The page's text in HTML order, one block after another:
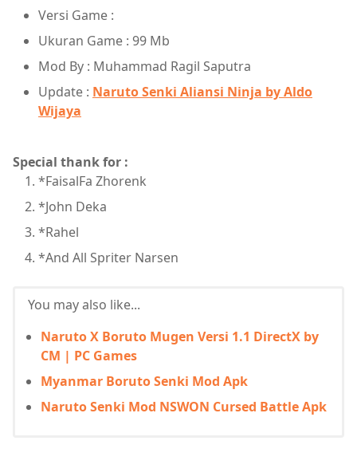
Versi Game :
Ukuran Game : 99 Mb
Mod By : Muhammad Ragil Saputra
Update : Naruto Senki Aliansi Ninja by Aldo
Wijaya
Special thank for :
*FaisalFa Zhorenk
*John Deka
*Rahel
*And All Spriter Narsen
You may also like...
Naruto X Boruto Mugen Versi 1.1 DirectX by
CM | PC Games
Myanmar Boruto Senki Mod Apk
Naruto Senki Mod NSWON Cursed Battle Apk